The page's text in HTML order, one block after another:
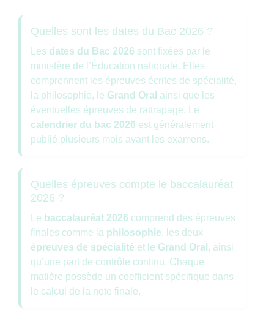
Quelles sont les dates du Bac 2026 ?
Les dates du Bac 2026 sont fixées par le
ministère de l’Éducation nationale. Elles
comprennent les épreuves écrites de spécialité,
la philosophie, le Grand Oral ainsi que les
éventuelles épreuves de rattrapage. Le
calendrier du bac 2026 est généralement
publié plusieurs mois avant les examens.
Quelles épreuves compte le baccalauréat
2026 ?
Le baccalauréat 2026 comprend des épreuves
finales comme la philosophie, les deux
épreuves de spécialité et le Grand Oral , ainsi
qu’une part de contrôle continu. Chaque
matière possède un coefficient spécifique dans
le calcul de la note finale.